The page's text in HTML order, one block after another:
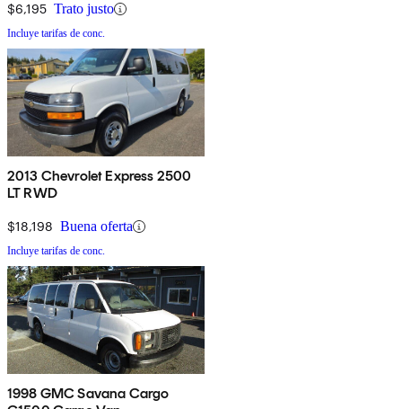
$6,195 Trato justo
Incluye tarifas de conc.
2013 Chevrolet Express 2500
LT RWD
$18,198 Buena oferta
Incluye tarifas de conc.
1998 GMC Savana Cargo